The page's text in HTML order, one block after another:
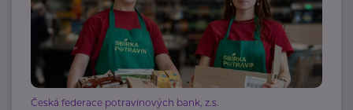
Česká federace potravinových bank, z.s.